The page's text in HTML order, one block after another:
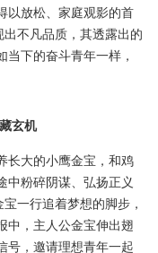
以放松、家庭观影的首
不凡品质，其透露出的
下的奋斗青年一样，
玄机
大的小鹰金宝，和鸡
中粉碎阴谋、弘扬正义
一行追着梦想的脚步，
中，主人公金宝伸出翅
号，邀请理想青年一起